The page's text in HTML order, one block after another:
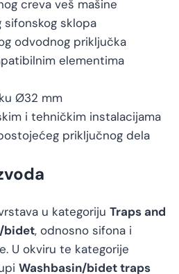
creva veš mašine
sklopa
odvodnog priključka
elementima
Ø32 mm
i tehničkim instalacijama
priključnog dela
u kategoriju Traps and
bidet, odnosno sifona i
U okviru te kategorije
Washbasin/bidet traps